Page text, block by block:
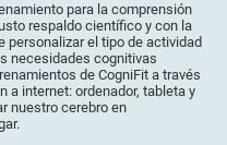
para la comprensión
respaldo científico y con la
personalizar el tipo de actividad
necesidades cognitivas
de CogniFit a través
a internet: ordenador, tableta y
nuestro cerebro en